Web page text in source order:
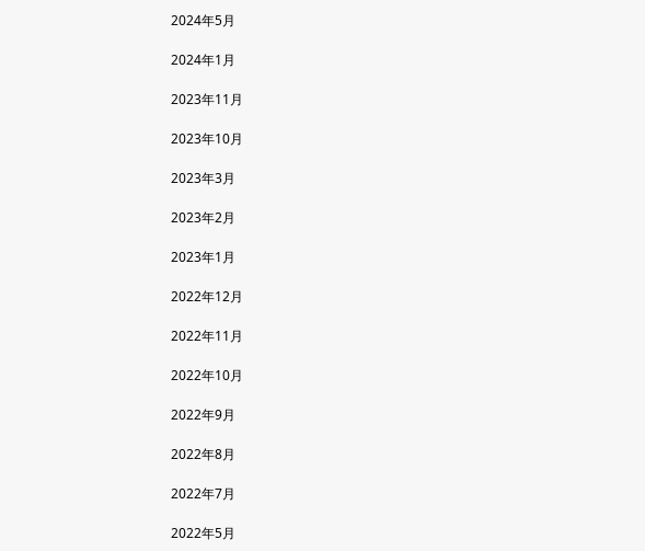
2024年5月
2024年1月
2023年11月
2023年10月
2023年3月
2023年2月
2023年1月
2022年12月
2022年11月
2022年10月
2022年9月
2022年8月
2022年7月
2022年5月